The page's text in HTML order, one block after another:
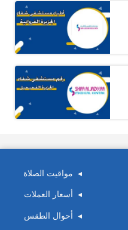
مواقيت الصلاة
أسعار العملات
أحوال الطقس